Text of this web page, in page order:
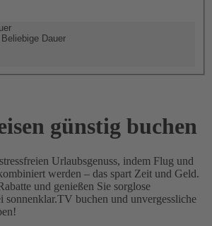
Dauer
günstig buchen
Urlaubsgenuss, indem Flug und
werden – das spart Zeit und Geld.
und genießen Sie sorglose
sonnenklar.TV buchen und unvergessliche